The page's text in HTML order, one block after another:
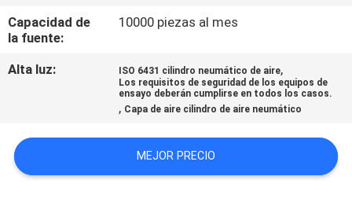
CON
PIDA
CITA
VR
Capacidad de
la fuente:
10000 piezas al mes
Alta luz: ISO 6431 cilindro neumático de aire,
Los requisitos de seguridad de los equipos de
ensayo deberán cumplirse en todos los casos.
, Capa de aire cilindro de aire neumático
MEJOR PRECIO